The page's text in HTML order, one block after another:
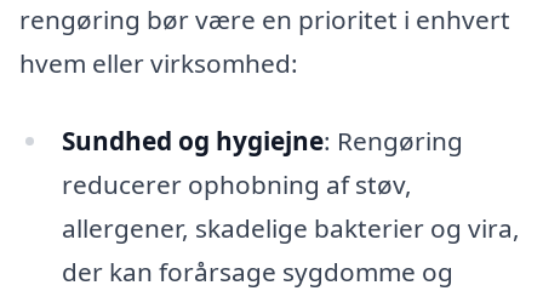
rengøring bør være en prioritet i enhvert
hvem eller virksomhed:
Sundhed og hygiejne: Rengøring
reducerer ophobning af støv,
allergener, skadelige bakterier og vira,
der kan forårsage sygdomme og